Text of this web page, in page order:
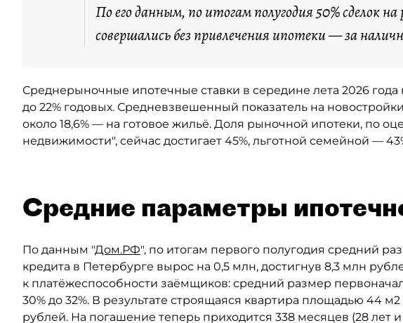
По его данным, по итогам полугодия 50% сделок
совершались без привлечения ипотеки — за
Среднерыночные ипотечные ставки в середине лета 2026 года
до 22% годовых. Средневзвешенный показатель на
около 18,6% — на готовое жильё. Доля рыночной ипотеки, по
недвижимости", сейчас достигает 45%, льготной семейной —
Средние параметры
По данным "Дом.РФ", по итогам первого полугодия средний
кредита в Петербурге вырос на 0,5 млн, достигнув 8,3 млн
к платёжеспособности заёмщиков: средний размер
30% до 32%. В результате строящаяся квартира площадью 44 м2
рублей. На погашение теперь приходится 338 месяцев (28 лет